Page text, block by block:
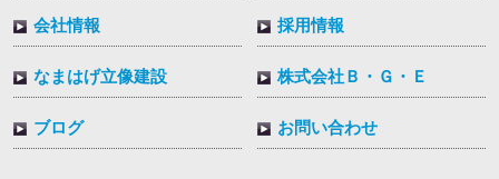
会社情報 採用情報
なまはげ立像建設 株式会社Ｂ・Ｇ・Ｅ
ブログ お問い合わせ